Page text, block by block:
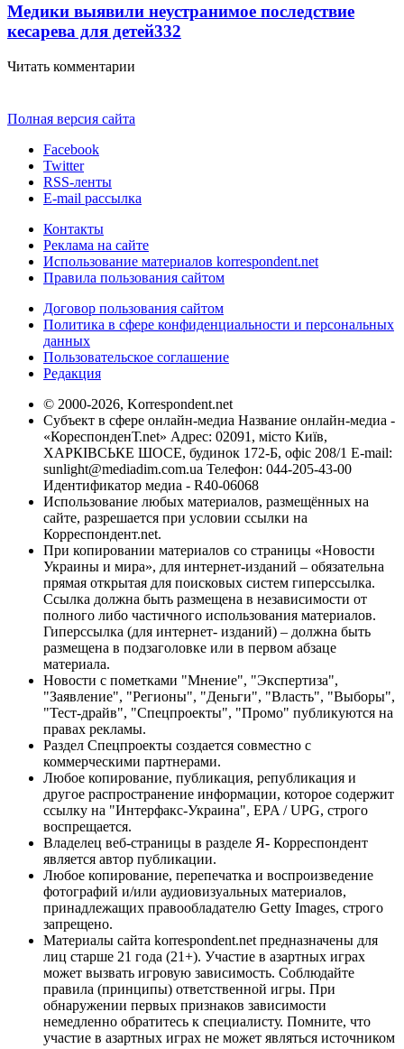
Медики выявили неустранимое последствие
кесарева для детей332
Читать комментарии
Полная версия сайта
Facebook
Twitter
RSS-ленты
E-mail рассылка
Контакты
Реклама на сайте
Использование материалов korrespondent.net
Правила пользования сайтом
Договор пользования сайтом
Политика в сфере конфиденциальности и персональных
данных
Пользовательское соглашение
Редакция
© 2000-2026, Korrespondent.net
Субъект в сфере онлайн-медиа Название онлайн-медиа -
«КореспонденТ.net» Адрес: 02091, місто Київ,
ХАРКІВСЬКЕ ШОСЕ, будинок 172-Б, офіс 208/1 E-mail:
sunlight@mediadim.com.ua Телефон: 044-205-43-00
Идентификатор медиа - R40-06068
Использование любых материалов, размещённых на
сайте, разрешается при условии ссылки на
Корреспондент.net.
При копировании материалов со страницы «Новости
Украины и мира», для интернет-изданий – обязательна
прямая открытая для поисковых систем гиперссылка.
Ссылка должна быть размещена в независимости от
полного либо частичного использования материалов.
Гиперссылка (для интернет- изданий) – должна быть
размещена в подзаголовке или в первом абзаце
материала.
Новости с пометками "Мнение", "Экспертиза",
"Заявление", "Регионы", "Деньги", "Власть", "Выборы",
"Тест-драйв", "Спецпроекты", "Промо" публикуются на
правах рекламы.
Раздел Спецпроекты создается совместно с
коммерческими партнерами.
Любое копирование, публикация, републикация и
другое распространение информации, которое содержит
ссылку на "Интерфакс-Украина", EPA / UPG, строго
воспрещается.
Владелец веб-страницы в разделе Я- Корреспондент
является автор публикации.
Любое копирование, перепечатка и воспроизведение
фотографий и/или аудиовизуальных материалов,
принадлежащих правообладателю Getty Images, строго
запрещено.
Материалы сайта korrespondent.net предназначены для
лиц старше 21 года (21+). Участие в азартных играх
может вызвать игровую зависимость. Соблюдайте
правила (принципы) ответственной игры. При
обнаружении первых признаков зависимости
немедленно обратитесь к специалисту. Помните, что
участие в азартных играх не может являться источником